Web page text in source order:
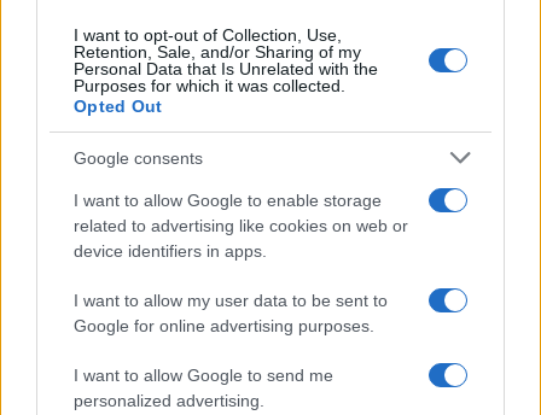
I want to opt-out of Collection, Use,
Retention, Sale, and/or Sharing of my
Personal Data that Is Unrelated with the
Purposes for which it was collected.
Opted Out
Google consents
I want to allow Google to enable storage
related to advertising like cookies on web or
device identifiers in apps.
I want to allow my user data to be sent to
Google for online advertising purposes.
I want to allow Google to send me
personalized advertising.
Continua a leggere
LIFESTYLE